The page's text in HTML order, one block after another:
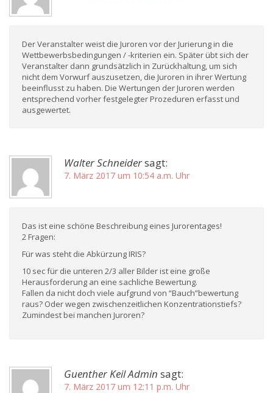
Der Veranstalter weist die Juroren vor der Jurierung in die
Wettbewerbsbedingungen / -kriterien ein. Später übt sich der
Veranstalter dann grundsätzlich in Zurückhaltung, um sich
nicht dem Vorwurf auszusetzen, die Juroren in ihrer Wertung
beeinflusst zu haben. Die Wertungen der Juroren werden
entsprechend vorher festgelegter Prozeduren erfasst und
ausgewertet.
Walter Schneidersagt:
7. März 2017 um 10:54 a.m. Uhr
Das ist eine schöne Beschreibung eines Jurorentages!
2 Fragen:
Für was steht die Abkürzung IRIS?
10 sec für die unteren 2/3 aller Bilder ist eine große
Herausforderung an eine sachliche Bewertung.
Fallen da nicht doch viele aufgrund von “Bauch”bewertung
raus? Oder wegen zwischenzeitlichen Konzentrationstiefs?
Zumindest bei manchen Juroren?
Guenther Keil Admin sagt:
7. März 2017 um 12:11 p.m. Uhr